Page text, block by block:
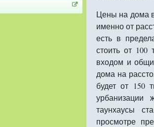
Цены на дома
именно от
есть в
стоить от 100
входом и
дома на
будет от 150
таунхаусы
просмотре